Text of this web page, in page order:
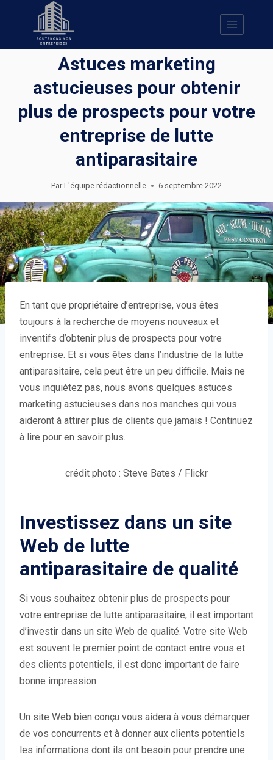
Astuces marketing
astucieuses pour obtenir
plus de prospects pour votre
entreprise de lutte
antiparasitaire
Par L'équipe rédactionnelle 6 septembre 2022
En tant que propriétaire d’entreprise, vous êtes
toujours à la recherche de moyens nouveaux et
inventifs d’obtenir plus de prospects pour votre
entreprise. Et si vous êtes dans l’industrie de la lutte
antiparasitaire, cela peut être un peu difficile. Mais ne
vous inquiétez pas, nous avons quelques astuces
marketing astucieuses dans nos manches qui vous
aideront à attirer plus de clients que jamais ! Continuez
à lire pour en savoir plus.
crédit photo : Steve Bates / Flickr
Investissez dans un site
Web de lutte
antiparasitaire de qualité
Si vous souhaitez obtenir plus de prospects pour
votre entreprise de lutte antiparasitaire, il est important
d’investir dans un site Web de qualité. Votre site Web
est souvent le premier point de contact entre vous et
des clients potentiels, il est donc important de faire
bonne impression.
Un site Web bien conçu vous aidera à vous démarquer
de vos concurrents et à donner aux clients potentiels
les informations dont ils ont besoin pour prendre une